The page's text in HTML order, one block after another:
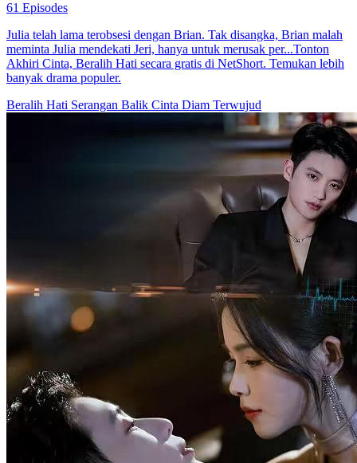
61 Episodes
Julia telah lama terobsesi dengan Brian. Tak disangka, Brian malah
meminta Julia mendekati Jeri, hanya untuk merusak per...Tonton
Akhiri Cinta, Beralih Hati secara gratis di NetShort. Temukan lebih
banyak drama populer.
Beralih Hati Serangan Balik Cinta Diam Terwujud